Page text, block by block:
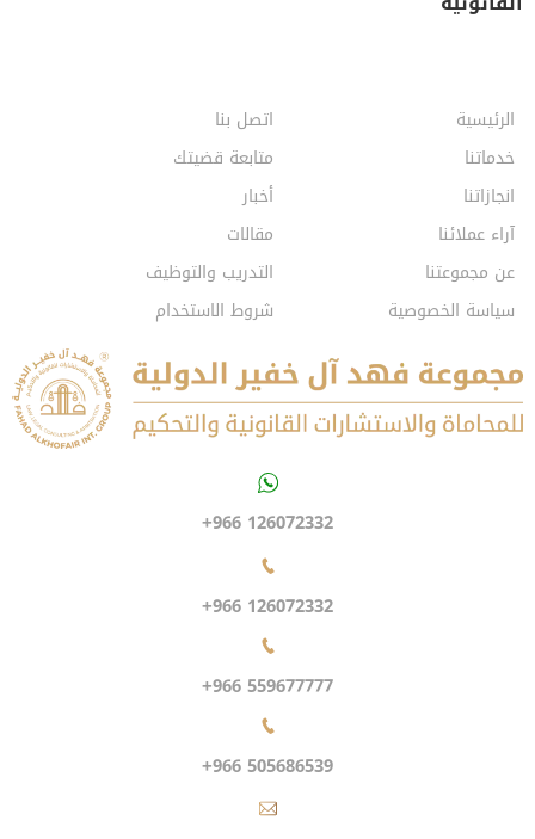
الرئيسية
خدماتنا
انجازاتنا
آراء عملائنا
عن مجموعتنا
سياسة الخصوصية
اتصل بنا
متابعة قضيتك
أخبار
مقالات
التدريب والتوظيف
شروط الاستخدام
+966 126072332
+966 126072332
+966 559677777
+966 505686539